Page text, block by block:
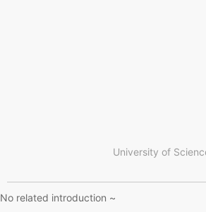
University of
No related introduction ~